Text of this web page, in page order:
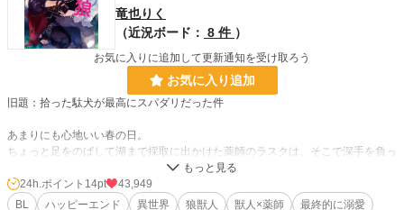
竜也りく
（近況ボード： 8 件 ）
お気に入りに追加して更新通知を受け取ろう
お気に入り追加
旧題：拾った駄犬が最高にスパダリだった件
あまりにも心地いい春の日。
ちょっと足をのばして湖まで採取に出かけた薬師のラスクは、そこで深手を負っ
た真っ黒ワンコを見つけてしまう。
治療しようと近づいたらめちゃくちゃ威嚇されたのに、ピンチの時にはしっかり
助けてくれた真っ黒ワンコは、なぜか家までついてきて…。
24h.ポイント 14pt
43,949
BL
ハッピーエンド 異世界 狼獣人 獣人×薬師
最終的に溺愛